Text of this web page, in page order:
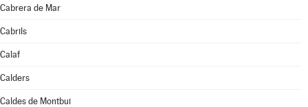
Cabrera de Mar
Cabrils
Calaf
Calders
Caldes de Montbui